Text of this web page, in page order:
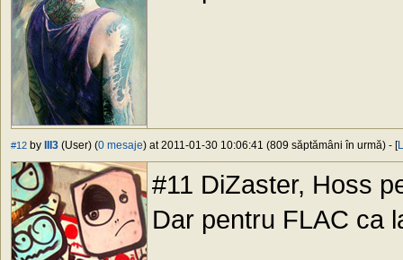
#12 by III3 (User) (0 mesaje) at 2011-01-30 10:06:41 (809 săptămâni în urmă) - [
#11 DiZaster, Hoss
Dar pentru FLAC ca